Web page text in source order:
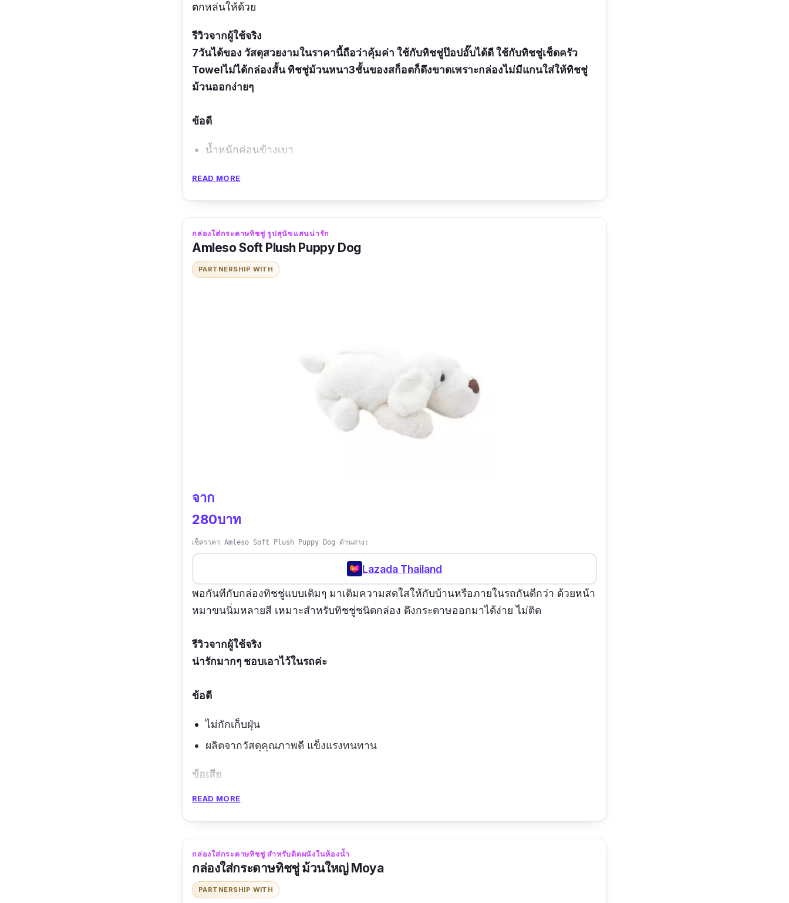
ตกหล่นให้ด้วย
รีวิวจากผู้ใช้จริง
7วันได้ของ วัสดุสวยงามในราคานี้ถือว่าคุ้มค่า ใช้กับทิชชู่ป๊อปอั๊บได้ดี ใช้กับทิชชู่เช็ดครัว
Towelไม่ได้กล่องสั้น ทิชชู่ม้วนหนา3ชั้นของสก็อตก็ดึงขาดเพราะกล่องไม่มีแกนใส่ให้ทิชชู่
ม้วนออกง่ายๆ
ข้อดี
น้ำหนักค่อนข้างเบา
ข้อเสีย
ต้องการพื้นที่ในการติดตั้งพอสมควร
READ MORE
กล่องใส่กระดาษทิชชู่ รูปสุนัขแสนน่ารัก
Amleso Soft Plush Puppy Dog
PARTNERSHIP WITH
จาก
280บาท
เช็คราคา Amleso Soft Plush Puppy Dog ด้านล่าง:
Lazada Thailand
พอกันทีกับกล่องทิชชู่แบบเดิมๆ มาเติมความสดใสให้กับบ้านหรือภายในรถกันดีกว่า ด้วยหน้า
หมาขนนิ่มหลายสี เหมาะสำหรับทิชชู่ชนิดกล่อง ดึงกระดาษออกมาได้ง่าย ไม่ติด
รีวิวจากผู้ใช้จริง
น่ารักมากๆ ชอบเอาไว้ในรถค่ะ
ข้อดี
ไม่กักเก็บฝุ่น
ผลิตจากวัสดุคุณภาพดี แข็งแรงทนทาน
ข้อเสีย
ไม่สามารถใช้กับทิชชู่แบบม้วนได้
READ MORE
กล่องใส่กระดาษทิชชู่ สำหรับติดผนังในห้องน้ำ
กล่องใส่กระดาษทิชชู่ ม้วนใหญ่ Moya
PARTNERSHIP WITH